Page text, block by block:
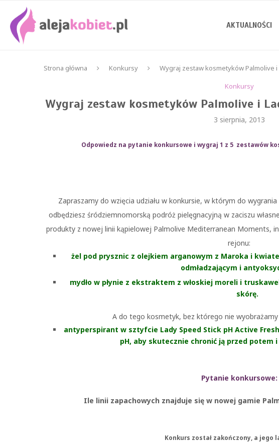
AKTUALNOŚCI
Strona główna Konkursy
Wygraj zestaw kosmetyków Palmolive
Konkursy
Wygraj zestaw kosmetyków Palmolive i
3 sierpnia, 2013
Odpowiedz na pytanie konkursowe i wygraj 1 z 5 zestawów
Zapraszamy do wzięcia udziału w konkursie, w którym do
odbędziesz śródziemnomorską podróż pielęgnacyjną w zaciszu
produkty z nowej linii kąpielowej Palmolive Mediterranean Moments,
rejonu:
żel pod prysznic z olejkiem arganowym z Maroka i
odmładzającym i
mydło w płynie z ekstraktem z włoskiej moreli i
skórę.
A do tego kosmetyk, bez którego nie
antyperspirant w sztyfcie Lady Speed Stick pH Active
pH, aby skutecznie chronić ją przed potem
Pytanie konkursowe:
Ile linii zapachowych znajduje się w nowej gamie
Konkurs został zakończony, a jego